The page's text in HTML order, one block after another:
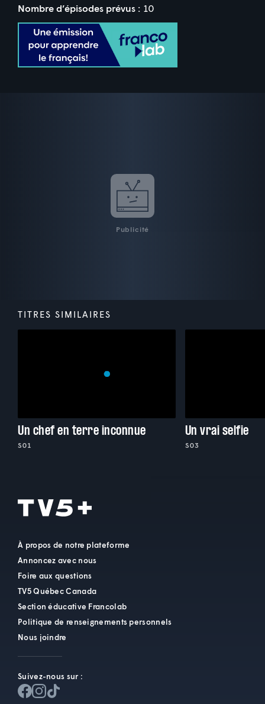
Nombre d’épisodes prévus : 10
Publicité
TITRES SIMILAIRES
Un chef en terre inconnue
S01
Un vrai selfie
S03
À propos de notre plateforme
Annoncez avec nous
Foire aux questions
TV5 Québec Canada
Section éducative Francolab
Politique de renseignements personnels
Nous joindre
Suivez-nous sur :